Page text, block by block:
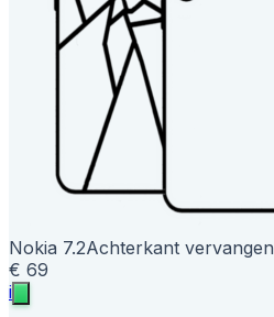
Nokia 7.2Achterkant vervangen
€ 69
i